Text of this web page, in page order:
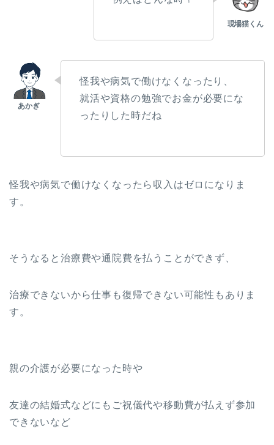
怪我や病気で働けなくなったり、
就活や資格の勉強でお金が必要にな
ったりした時だね
怪我や病気で働けなくなったら収入はゼロになりま
す。
そうなると治療費や通院費を払うことができず、
治療できないから仕事も復帰できない可能性もありま
す。
親の介護が必要になった時や
友達の結婚式などにもご祝儀代や移動費が払えず参加
できないなど